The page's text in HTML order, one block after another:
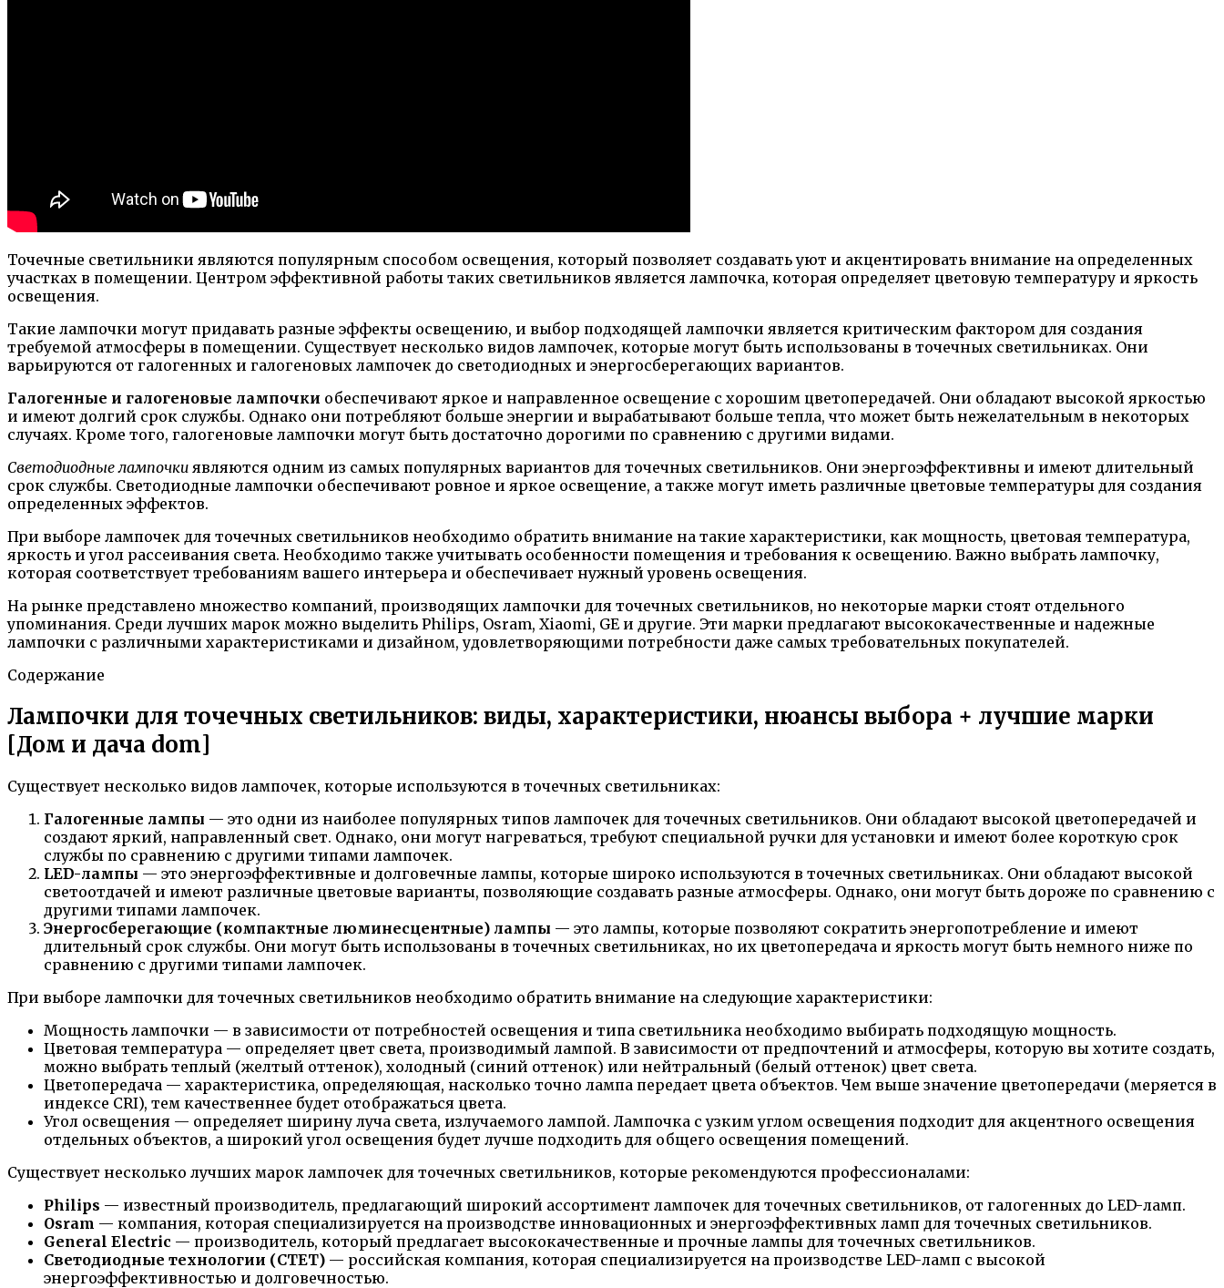
Точечные светильники являются популярным способом освещения, который позволяет создавать уют и акцентировать внимание на определенных
участках в помещении. Центром эффективной работы таких светильников является лампочка, которая определяет цветовую температуру и яркость
освещения.
Такие лампочки могут придавать разные эффекты освещению, и выбор подходящей лампочки является критическим фактором для создания
требуемой атмосферы в помещении. Существует несколько видов лампочек, которые могут быть использованы в точечных светильниках. Они
варьируются от галогенных и галогеновых лампочек до светодиодных и энергосберегающих вариантов.
Галогенные и галогеновые лампочки обеспечивают яркое и направленное освещение с хорошим цветопередачей. Они обладают высокой яркостью
и имеют долгий срок службы. Однако они потребляют больше энергии и вырабатывают больше тепла, что может быть нежелательным в некоторых
случаях. Кроме того, галогеновые лампочки могут быть достаточно дорогими по сравнению с другими видами.
Светодиодные лампочки являются одним из самых популярных вариантов для точечных светильников. Они энергоэффективны и имеют длительный
срок службы. Светодиодные лампочки обеспечивают ровное и яркое освещение, а также могут иметь различные цветовые температуры для создания
определенных эффектов.
При выборе лампочек для точечных светильников необходимо обратить внимание на такие характеристики, как мощность, цветовая температура,
яркость и угол рассеивания света. Необходимо также учитывать особенности помещения и требования к освещению. Важно выбрать лампочку,
которая соответствует требованиям вашего интерьера и обеспечивает нужный уровень освещения.
На рынке представлено множество компаний, производящих лампочки для точечных светильников, но некоторые марки стоят отдельного
упоминания. Среди лучших марок можно выделить Philips, Osram, Xiaomi, GE и другие. Эти марки предлагают высококачественные и надежные
лампочки с различными характеристиками и дизайном, удовлетворяющими потребности даже самых требовательных покупателей.
Содержание
Лампочки для точечных светильников: виды, характеристики, нюансы выбора + лучшие марки
[Дом и дача dom]
Существует несколько видов лампочек, которые используются в точечных светильниках:
Галогенные лампы — это одни из наиболее популярных типов лампочек для точечных светильников. Они обладают высокой цветопередачей и
создают яркий, направленный свет. Однако, они могут нагреваться, требуют специальной ручки для установки и имеют более короткую срок
службы по сравнению с другими типами лампочек.
LED-лампы — это энергоэффективные и долговечные лампы, которые широко используются в точечных светильниках. Они обладают высокой
светоотдачей и имеют различные цветовые варианты, позволяющие создавать разные атмосферы. Однако, они могут быть дороже по сравнению с
другими типами лампочек.
Энергосберегающие (компактные люминесцентные) лампы — это лампы, которые позволяют сократить энергопотребление и имеют
длительный срок службы. Они могут быть использованы в точечных светильниках, но их цветопередача и яркость могут быть немного ниже по
сравнению с другими типами лампочек.
При выборе лампочки для точечных светильников необходимо обратить внимание на следующие характеристики:
Мощность лампочки — в зависимости от потребностей освещения и типа светильника необходимо выбирать подходящую мощность.
Цветовая температура — определяет цвет света, производимый лампой. В зависимости от предпочтений и атмосферы, которую вы хотите создать,
можно выбрать теплый (желтый оттенок), холодный (синий оттенок) или нейтральный (белый оттенок) цвет света.
Цветопередача — характеристика, определяющая, насколько точно лампа передает цвета объектов. Чем выше значение цветопередачи (меряется в
индексе CRI), тем качественнее будет отображаться цвета.
Угол освещения — определяет ширину луча света, излучаемого лампой. Лампочка с узким углом освещения подходит для акцентного освещения
отдельных объектов, а широкий угол освещения будет лучше подходить для общего освещения помещений.
Существует несколько лучших марок лампочек для точечных светильников, которые рекомендуются профессионалами:
Philips — известный производитель, предлагающий широкий ассортимент лампочек для точечных светильников, от галогенных до LED-ламп.
Osram — компания, которая специализируется на производстве инновационных и энергоэффективных ламп для точечных светильников.
General Electric — производитель, который предлагает высококачественные и прочные лампы для точечных светильников.
Светодиодные технологии (СТЕТ) — российская компания, которая специализируется на производстве LED-ламп с высокой
энергоэффективностью и долговечностью.